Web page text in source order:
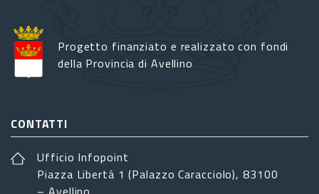
Progetto finanziato e realizzato con fondi
della Provincia di Avellino
CONTATTI
Ufficio Infopoint
Piazza Libertá 1 (Palazzo Caracciolo), 83100